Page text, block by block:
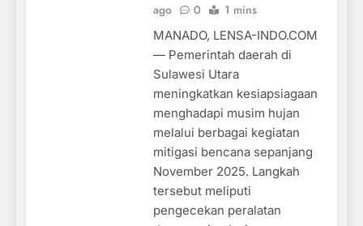
ago
0 1 mins
MANADO, LENSA-INDO.COM
— Pemerintah daerah di
Sulawesi Utara
meningkatkan kesiapsiagaan
menghadapi musim hujan
melalui berbagai kegiatan
mitigasi bencana sepanjang
November 2025. Langkah
tersebut meliputi
pengecekan peralatan